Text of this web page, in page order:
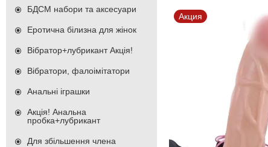
Акция
БДСМ набори та аксесуари
Еротична білизна для жінок
Вібратор+лубрикант Акція!
Вібратори, фалоімітатори
Анальні іграшки
Акція! Анальна
пробка+лубрикант
Для збільшення члена